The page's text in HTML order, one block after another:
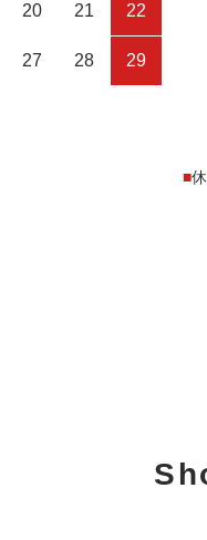
20 21 22
27 28 29
■